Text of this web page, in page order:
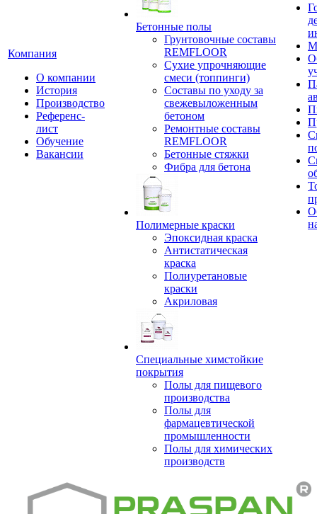
Компания
О компании
История
Производство
Референс-
лист
Обучение
Вакансии
Бетонные полы
Грунтовочные составы
REMFLOOR
Сухие упрочняющие
смеси (топпинги)
Составы по уходу за
свежевыложенным
бетоном
Ремонтные составы
REMFLOOR
Бетонные стяжки
Фибра для бетона
Полимерные краски
Эпоксидная краска
Антистатическая
краска
Полиуретановые
краски
Акриловая
Специальные химстойкие
покрытия
Полы для пищевого
производства
Полы для
фармацевтической
промышленности
Полы для химических
производств